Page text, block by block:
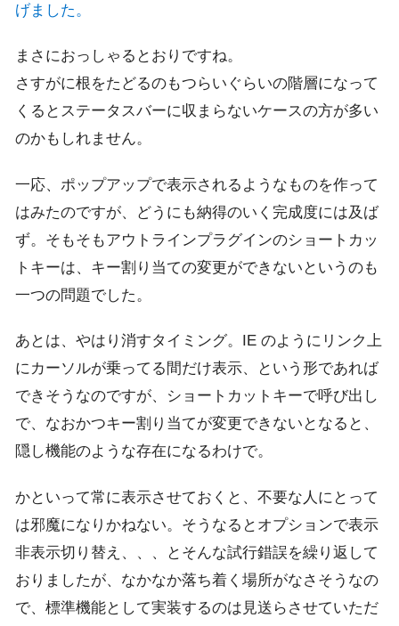
げました。
まさにおっしゃるとおりですね。
さすがに根をたどるのもつらいぐらいの階層になって
くるとステータスバーに収まらないケースの方が多い
のかもしれません。
一応、ポップアップで表示されるようなものを作って
はみたのですが、どうにも納得のいく完成度には及ば
ず。そもそもアウトラインプラグインのショートカッ
トキーは、キー割り当ての変更ができないというのも
一つの問題でした。
あとは、やはり消すタイミング。IE のようにリンク上
にカーソルが乗ってる間だけ表示、という形であれば
できそうなのですが、ショートカットキーで呼び出し
で、なおかつキー割り当てが変更できないとなると、
隠し機能のような存在になるわけで。
かといって常に表示させておくと、不要な人にとって
は邪魔になりかねない。そうなるとオプションで表示
非表示切り替え、、、とそんな試行錯誤を繰り返して
おりましたが、なかなか落ち着く場所がなさそうなの
で、標準機能として実装するのは見送らさせていただ